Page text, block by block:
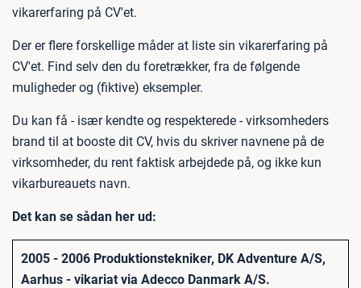
vikarerfaring på CV'et.
Der er flere forskellige måder at liste sin vikarerfaring på
CV'et. Find selv den du foretrækker, fra de følgende
muligheder og (fiktive) eksempler.
Du kan få - især kendte og respekterede - virksomheders
brand til at booste dit CV, hvis du skriver navnene på de
virksomheder, du rent faktisk arbejdede på, og ikke kun
vikarbureauets navn.
Det kan se sådan her ud:
2005 - 2006 Produktionstekniker, DK Adventure A/S,
Aarhus - vikariat via Adecco Danmark A/S.